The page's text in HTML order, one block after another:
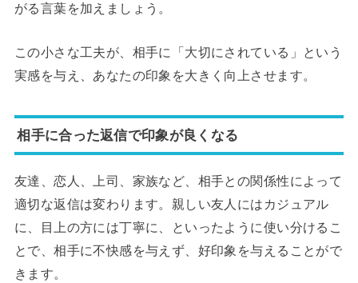
がる言葉を加えましょう。
この小さな工夫が、相手に「大切にされている」という
実感を与え、あなたの印象を大きく向上させます。
相手に合った返信で印象が良くなる
友達、恋人、上司、家族など、相手との関係性によって
適切な返信は変わります。親しい友人にはカジュアル
に、目上の方には丁寧に、といったように使い分けるこ
とで、相手に不快感を与えず、好印象を与えることがで
きます。